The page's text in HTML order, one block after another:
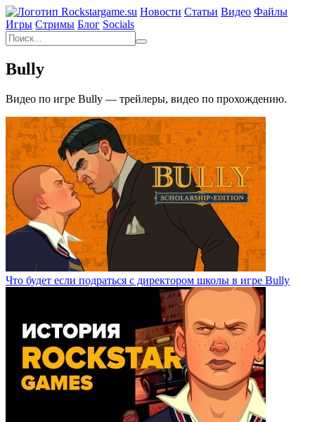
Новости Статьи Видео Файлы
Игры Cтримы Блог Socials
Bully
Видео по игре Bully — трейлеры, видео по прохождению.
Что будет если подраться с директором школы в игре Bully